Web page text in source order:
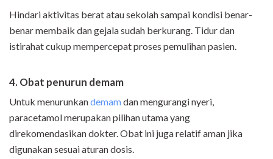
Hindari aktivitas berat atau sekolah sampai kondisi benar-
benar membaik dan gejala sudah berkurang. Tidur dan
istirahat cukup mempercepat proses pemulihan pasien.
4. Obat penurun demam
Untuk menurunkandemamdan mengurangi nyeri,
paracetamol merupakan pilihan utama yang
direkomendasikan dokter. Obat ini juga relatif aman jika
digunakan sesuai aturan dosis.